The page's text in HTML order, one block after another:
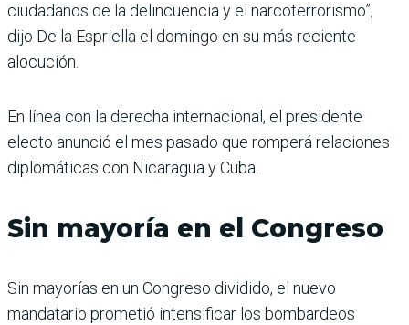
ciudadanos de la delincuencia y el narcoterrorismo”,
dijo De la Espriella el domingo en su más reciente
alocución.
En línea con la derecha internacional, el presidente
electo anunció el mes pasado que romperá relaciones
diplomáticas con Nicaragua y Cuba.
Sin mayoría en el Congreso
Sin mayorías en un Congreso dividido, el nuevo
mandatario prometió intensificar los bombardeos